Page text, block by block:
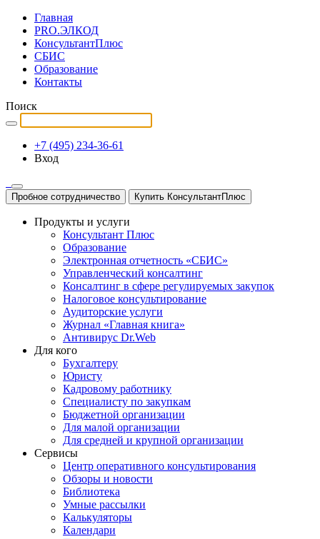
Главная
PRO.ЭЛКОД
КонсультантПлюс
СБИС
Образование
Контакты
Поиск
+7 (495) 234-36-61
Вход
Пробное сотрудничество Купить КонсультантПлюс
Продукты и услуги
Консультант Плюс
Образование
Электронная отчетность «СБИС»
Управленческий консалтинг
Консалтинг в сфере регулируемых закупок
Налоговое консультирование
Аудиторские услуги
Журнал «Главная книга»
Антивирус Dr.Web
Для кого
Бухгалтеру
Юристу
Кадровому работнику
Специалисту по закупкам
Бюджетной организации
Для малой организации
Для средней и крупной организации
Сервисы
Центр оперативного консультирования
Обзоры и новости
Библиотека
Умные рассылки
Калькуляторы
Календари